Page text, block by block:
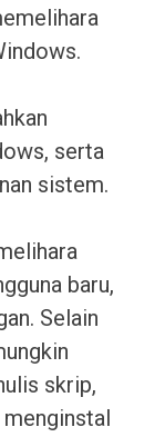
serta
sistem.
baru,
Selain
skrip,